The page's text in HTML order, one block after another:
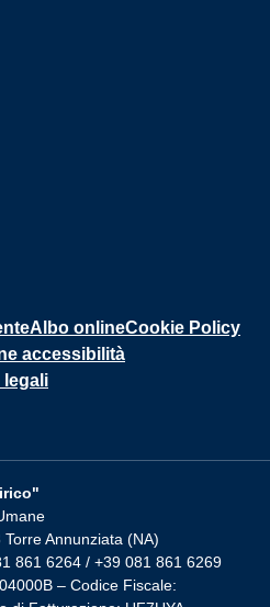
Albo onlineCookie Policy
accessibilità
legali
Annunziata (NA)
861 6264 / +39 081 861 6269
– Codice Fiscale: